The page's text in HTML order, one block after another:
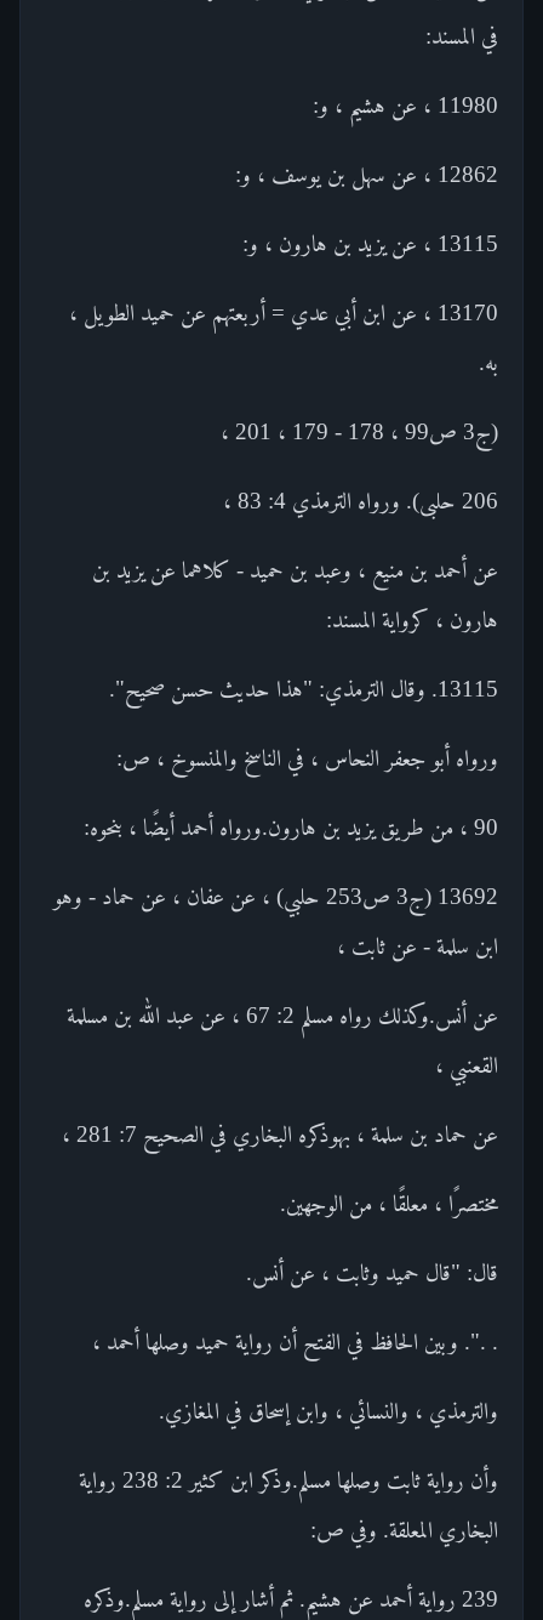
في المسند:
11980 ، عن هشيم ، و:
12862 ، عن سهل بن يوسف ، و:
13115 ، عن يزيد بن هارون ، و:
13170 ، عن ابن أبي عدي = أربعتهم عن حميد الطويل ،
به.
(ج3 ص99 ، 178 - 179 ، 201 ،
206 حلبى). ورواه الترمذي 4: 83 ،
عن أحمد بن منيع ، وعبد بن حميد - كلاهما عن يزيد بن
هارون ، كرواية المسند:
13115. وقال الترمذي: "هذا حديث حسن صحيح".
ورواه أبو جعفر النحاس ، في الناسخ والمنسوخ ، ص:
90 ، من طريق يزيد بن هارون.ورواه أحمد أيضًا ، بنحوه:
13692 (ج3 ص253 حلبي) ، عن عفان ، عن حماد - وهو
ابن سلمة - عن ثابت ،
عن أنس.وكذلك رواه مسلم 2: 67 ، عن عبد الله بن مسلمة
القعنبي ،
عن حماد بن سلمة ، بهوذكره البخاري في الصحيح 7: 281 ،
مختصرًا ، معلقًا ، من الوجهين.
قال: "قال حميد وثابت ، عن أنس.
. .". وبين الحافظ في الفتح أن رواية حميد وصلها أحمد ،
والترمذي ، والنسائي ، وابن إسحاق في المغازي.
وأن رواية ثابت وصلها مسلم.وذكر ابن كثير 2: 238 رواية
البخاري المعلقة. وفي ص:
239 رواية أحمد عن هشيم. ثم أشار إلى رواية مسلم.وذكره